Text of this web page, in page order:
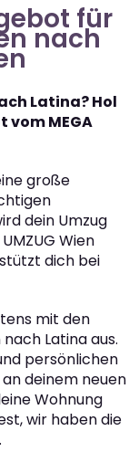
für
nach
Latina? Hol
MEGA
große
dein Umzug
Wien
dich bei
mit den
Latina aus.
persönlichen
deinem neuen
Wohnung
wir haben die